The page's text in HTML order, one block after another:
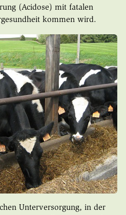
(Acidose) mit fatalen
kommen wird.
Unterversorgung, in der